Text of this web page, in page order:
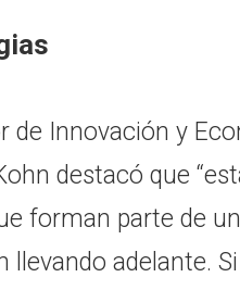
de Innovación y
destacó que
forman parte de
llevando adelante.